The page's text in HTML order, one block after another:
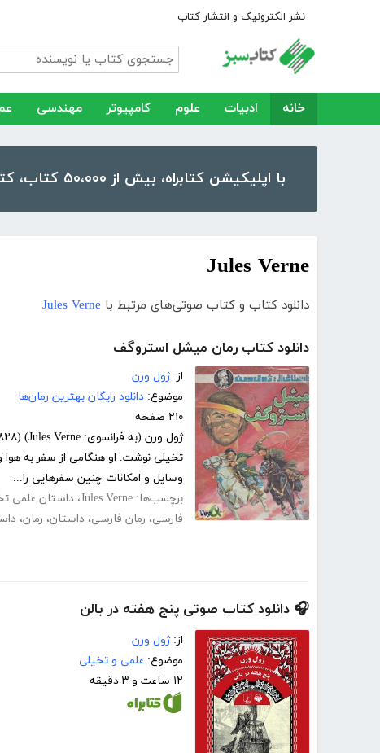
نشر الکترونیک و انتشار کتاب
خانه ادبیات علوم کامپیوتر مهندسی
با اپلیکیشن کتابراه، بیش از ۵۰،۰۰۰ کتاب، کتاب صوتی و رمان را در موبایل و تبلت خود داشته باشید!
Jules Verne
دانلود کتاب و کتاب صوتی‌های مرتبط با Jules Verne
دانلود کتاب رمان میشل استروگف
از:ژول ورن
موضوع: دانلود رایگان بهترین رمان‌ها
۲۱۰ صفحه
تخیلی نوشت. او هنگامی از سفر به
وسایل و امکانات چنین سفرهایی را...
برچسب‌ها: Jules Verne، داستان علمی
فارسی، رمان فارسی، داستان، رمان،
🎧 دانلود کتاب صوتی پنج هفته در بالن
از:ژول ورن
موضوع: علمی و تخیلی
۱۲ ساعت و ۳ دقیقه